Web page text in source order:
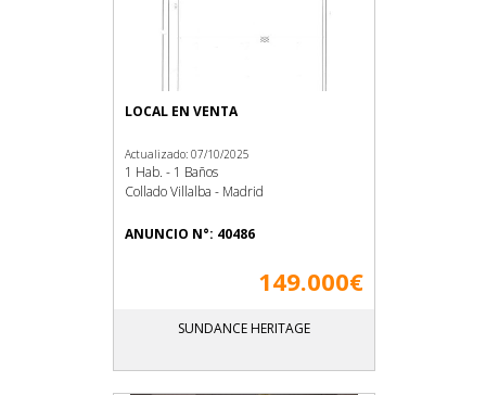
LOCAL EN VENTA
Actualizado: 07/10/2025
1 Hab. - 1 Baños
Collado Villalba - Madrid
ANUNCIO N°: 40486
149.000€
SUNDANCE HERITAGE